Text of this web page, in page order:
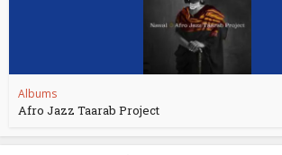
Albums
Afro Jazz Taarab Project